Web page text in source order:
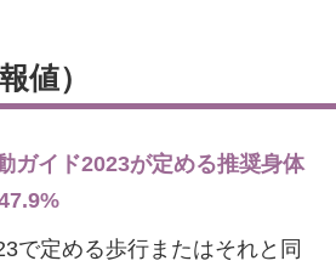
値）
ガイド2023が定める推奨身体
で定める歩行またはそれと同